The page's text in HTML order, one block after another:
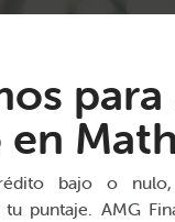
bajo o
puntaje. AMG